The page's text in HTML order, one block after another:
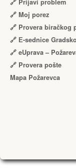
🔗 Prijavi problem
🔗 Moj porez
🔗 Provera biračkog
🔗 Е-sednice
🔗 eUprava –
🔗 Provera pošte
Mapa Požarevca